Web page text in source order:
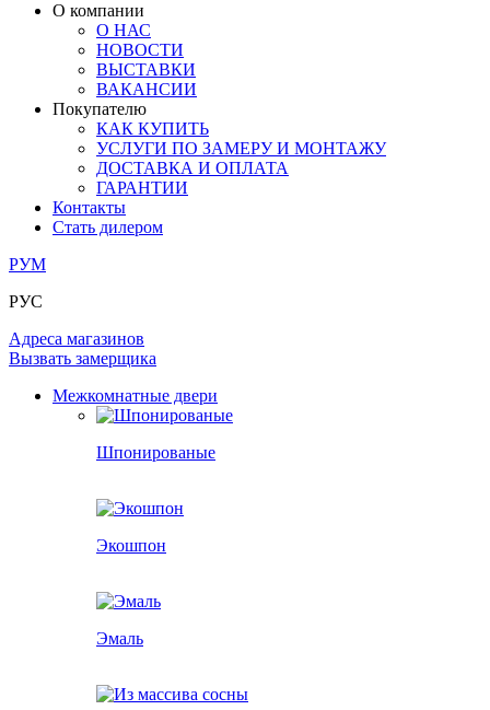
РАСПРОДАЖА ОСТАТКОВ
ВСЕ ДВЕРИ
РАЗДВИЖНЫЕ ПЕРЕГОРОДКИ
КОМПЛЕКТУЮЩИЕ
ОГРАНИЧИТЕЛИ
ПЕТЛИ
РАЗДВИЖНАЯ СИСТЕМА
СТЕНОВЫЕ ПАНЕЛИ
О компании
О НАС
НОВОСТИ
ВЫСТАВКИ
ВАКАНСИИ
Покупателю
КАК КУПИТЬ
УСЛУГИ ПО ЗАМЕРУ И МОНТАЖУ
ДОСТАВКА И ОПЛАТА
ГАРАНТИИ
Контакты
Стать дилером
РУМ
РУС
Адреса магазинов
Вызвать замерщика
Межкомнатные двери
Шпонированые
Экошпон
Эмаль